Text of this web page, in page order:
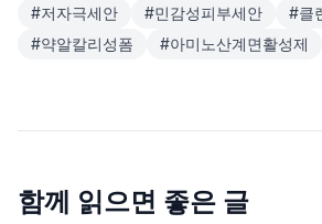
#저자극세안 #민감성피부세안 #클
#약알칼리성폼 #아미노산계면활성제
함께 읽으면 좋은 글